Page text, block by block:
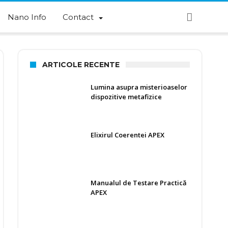
Nano Info Contact
ARTICOLE RECENTE
Lumina asupra misterioaselor
dispozitive metafizice
Elixirul Coerentei APEX
Manualul de Testare Practică
APEX